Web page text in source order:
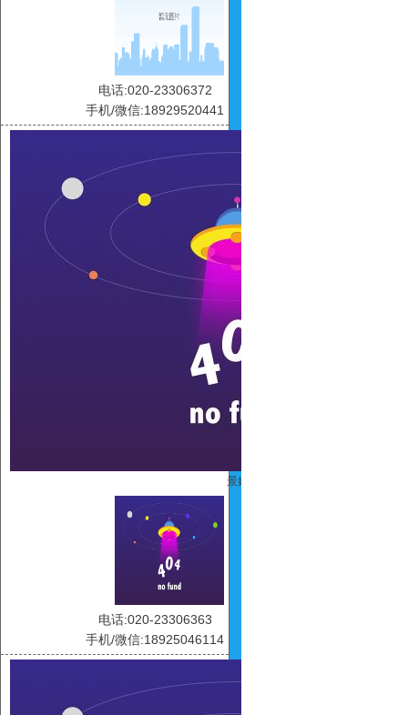
电话:020-23306372
手机/微信:18929520441
景娇
电话:020-23306363
手机/微信:18925046114